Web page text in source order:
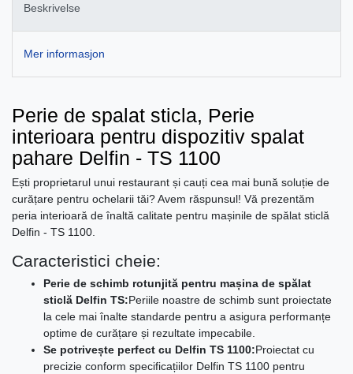
Beskrivelse
Mer informasjon
Perie de spalat sticla, Perie
interioara pentru dispozitiv spalat
pahare Delfin - TS 1100
Ești proprietarul unui restaurant și cauți cea mai bună soluție de
curățare pentru ochelarii tăi? Avem răspunsul! Vă prezentăm
peria interioară de înaltă calitate pentru mașinile de spălat sticlă
Delfin - TS 1100.
Caracteristici cheie:
Perie de schimb rotunjită pentru mașina de spălat
sticlă Delfin TS:Periile noastre de schimb sunt proiectate
la cele mai înalte standarde pentru a asigura performanțe
optime de curățare și rezultate impecabile.
Se potrivește perfect cu Delfin TS 1100:Proiectat cu
precizie conform specificațiilor Delfin TS 1100 pentru